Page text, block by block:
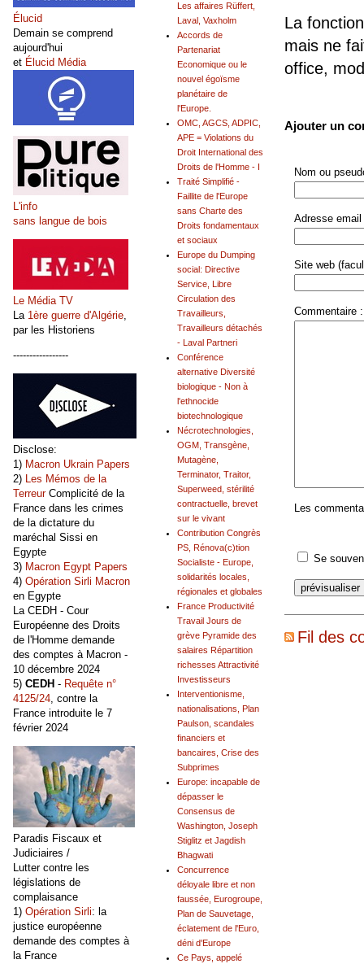
La
mais ne
office,
Ajouter un
Nom ou
Adresse email
Site web
Commentaire :
Les
Se
Fil des
Les affaires Rüffert,
Laval, Vaxholm
Accords de
Partenariat
Economique ou le
nouvel égoïsme
planétaire de
l'Europe.
OMC, AGCS, ADPIC,
APE = Violations du
Droit International des
Droits de l'Homme - I
Traité Simplifié -
Faillite de l'Europe
sans Charte des
Droits fondamentaux
et sociaux
Europe du Dumping
social: Directive
Service, Libre
Circulation des
Travailleurs,
Travailleurs détachés
- Laval Partneri
Conférence
alternative Diversité
biologique - Non à
l'ethnocide
biotechnologique
Nécrotechnologies,
OGM, Transgène,
Mutagène,
Terminator, Traitor,
Superweed, stérilité
contractuelle, brevet
sur le vivant
Contribution Congrès
PS, Rénova(c)tion
Socialiste - Europe,
solidarités locales,
régionales et globales
France Productivité
Travail Jours de
grève Pyramide des
salaires Répartition
richesses Attractivité
Investisseurs
Interventionisme,
nationalisations, Plan
Paulson, scandales
financiers et
bancaires, Crise des
Subprimes
Europe: incapable de
dépasser le
Consensus de
Washington, Joseph
Stiglitz et Jagdish
Bhagwati
Concurrence
déloyale libre et non
faussée, Eurogroupe,
Plan de Sauvetage,
éclatement de l'Euro,
déni d'Europe
Ce Pays, appelé
Élucid
Demain se comprend
aujourd'hui
et Élucid Média
L'info
sans langue de bois
Le Média TV
La 1ère guerre d'Algérie
par les Historiens
-----------------
Disclose:
1) Macron Ukrain Papers
2) Les Mémos de la
TerreurComplicité de la
France dans les crimes
de la dictature du
maréchal Sissi en
Egypte
3) Macron Egypt Papers
4) Opération Sirli Macron
en Egypte
La CEDH - Cour
Européenne des Droits
de l'Homme demande
des comptes à Macron -
10 décembre 2024
5) CEDH - Requête n°
4125/24, contre la
France introduite le 7
février 2024
Paradis Fiscaux et
Judiciaires /
Lutter contre les
législations de
complaisance
1) Opération Sirli: la
justice européenne
demande des comptes à
la France